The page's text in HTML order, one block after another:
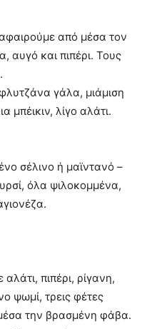
από μέσα τον
αυγό και πιπέρι. Τους
γάλα, μιάμιση
μπέικιν, λίγο αλάτι.
σέλινο ή μαϊντανό –
όλα ψιλοκομμένα,
πιπέρι, ρίγανη,
ψωμί, τρεις φέτες
την βρασμένη φάβα.